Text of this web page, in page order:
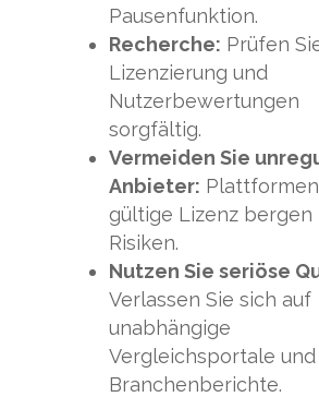
Pausenfunktion.
Recherche: Prüfen
Lizenzierung und
Nutzerbewertungen
sorgfältig.
Vermeiden Sie
Anbieter:
gültige Lizenz bergen
Risiken.
Nutzen Sie seriöse
Verlassen Sie sich auf
unabhängige
Vergleichsportale und
Branchenberichte.